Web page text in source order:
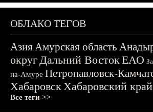
ОБЛАКО ТЕГОВ
АзияАмурская область
округДальний ВостокЕАО
на-Амуре Петропавловск-
ХабаровскХабаровский край
Все теги >>